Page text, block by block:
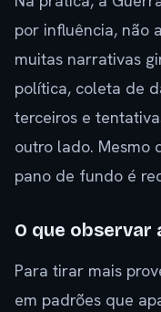
por influência, não
muitas narrativas
política, coleta de
terceiros e
outro lado. Mesmo
pano de fundo é
O que observar
Para tirar mais
em padrões que